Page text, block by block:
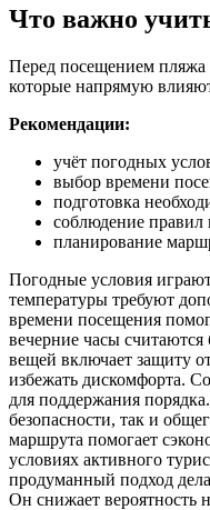
Что важно
Перед посещением пляжа
которые напрямую
Рекомендации:
учёт погодных
выбор времени
подготовка
соблюдение правил
планирование
Погодные условия
температуры требуют
времени посещения
вечерние часы
вещей включает защиту
избежать дискомфорта.
для поддержания
безопасности, так и
маршрута помогает
условиях активного
продуманный подход
Он снижает вероятность